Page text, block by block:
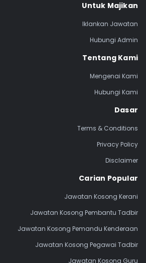
Untuk Majikan
Iklankan Jawatan
Hubungi Admin
Tentang Kami
Mengenai Kami
Hubungi Kami
Dasar
Terms & Conditions
Privacy Policy
Disclaimer
Carian Popular
Jawatan Kosong Kerani
Jawatan Kosong Pembantu Tadbir
Jawatan Kosong Pemandu Kenderaan
Jawatan Kosong Pegawai Tadbir
Jawatan Kosong Guru